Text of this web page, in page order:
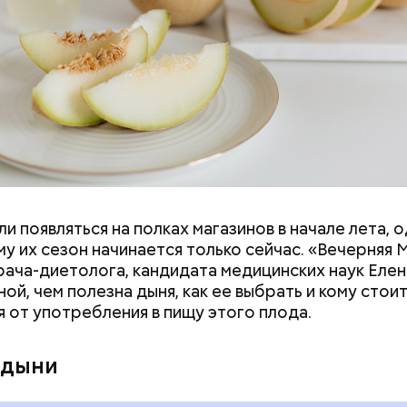
появляться на полках магазинов в начале лета,
их сезон начинается только сейчас. «Вечерняя
диетолога, кандидата медицинских наук
чем полезна дыня, как ее выбрать и кому стоит
от употребления в пищу этого плода.
уже болеет мочекаменной болезнью,
При артрите, гастрите, холецистите,
кишечника, язвах и панкреатите продукт
из рациона, — предупредила врач. — Он может
кислотности желудка и раздражать слизистые